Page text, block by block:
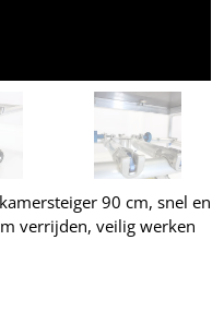
90 cm, snel en
verrijden, veilig werken